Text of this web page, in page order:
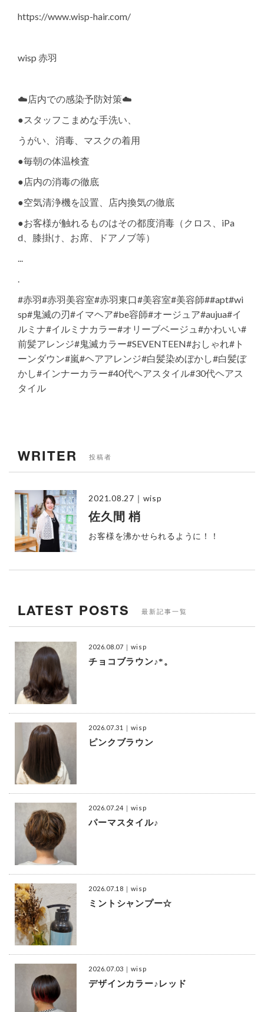
https://www.wisp-hair.com/
wisp 赤羽
☁️店内での感染予防対策☁️
●スタッフこまめな手洗い、
うがい、消毒、マスクの着用
●毎朝の体温検査
●店内の消毒の徹底
●空気清浄機を設置、店内換気の徹底
●お客様が触れるものはその都度消毒（クロス、iPa
d、膝掛け、お席、ドアノブ等）
...
.
#赤羽#赤羽美容室#赤羽東口#美容室#美容師##apt#wi
sp#鬼滅の刃#イマヘア#be容師#オージュア#aujua#イ
ルミナ#イルミナカラー#オリーブベージュ#かわいい#
前髪アレンジ#鬼滅カラー#SEVENTEEN#おしゃれ#ト
ーンダウン#嵐#ヘアアレンジ#白髪染めぼかし#白髪ぼ
かし#インナーカラー#40代ヘアスタイル#30代ヘアス
タイル
WRITER 投稿者
2021.08.27 ｜wisp
佐久間 梢
お客様を沸かせられるように！！
LATEST POSTS 最新記事一覧
2026.08.07 ｜wisp
チョコブラウン♪*。
2026.07.31 ｜wisp
ピンクブラウン
2026.07.24 ｜wisp
パーマスタイル♪
2026.07.18 ｜wisp
ミントシャンプー☆
2026.07.03 ｜wisp
デザインカラー♪レッド